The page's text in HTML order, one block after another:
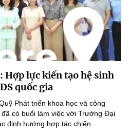
chất lượng
English
Hợp lực kiến tạo hệ sinh
quốc gia
Phát triển khoa học và công
có buổi làm việc với Trường Đại
định hướng hợp tác chiến...